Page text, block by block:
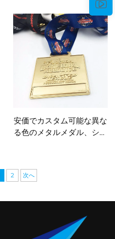
会記念メダル、金メッキフ
ットボールメダル
安価でカスタム可能な異な
る色のメタルメダル、シル
ル、カスタムリボン付き
2 次へ